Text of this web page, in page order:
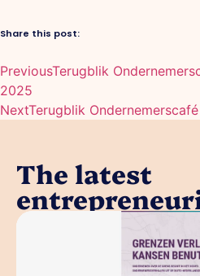
Share this post:
PreviousTerugblik
2025
NextTerugblik
The latest